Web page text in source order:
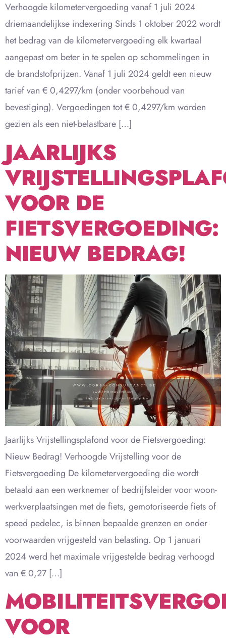
Verhoogde kilometervergoeding vanaf 1 juli 2024
driemaandelijkse indexering Sinds 1 oktober 2022 wordt
het bedrag van de kilometervergoeding elk kwartaal
aangepast om beter in te spelen op schommelingen in
de brandstofprijzen. Vanaf 1 juli 2024 geldt een nieuw
tarief van € 0,4297/km (onder voorbehoud van
bevestiging). Vergoedingen tot € 0,4297/km worden
gezien als een niet-belastbare […]
JAARLIJKS
VOOR DE
FIETSVERGOEDING:
NIEUW BEDRAG!
Jaarlijks Vrijstellingsplafond voor de Fietsvergoeding:
Nieuw Bedrag! Verhoogde Vrijstelling voor de
Fietsvergoeding De kilometervergoeding die wordt
betaald aan een werknemer of bedrijfsleider voor woon-
werkverplaatsingen met de fiets, gemotoriseerde fiets of
speed pedelec, is binnen bepaalde grenzen en onder
voorwaarden vrijgesteld van belasting. Op 1 januari
2024 werd het maximale vrijgestelde bedrag verhoogd
van € 0,27 […]
VOOR